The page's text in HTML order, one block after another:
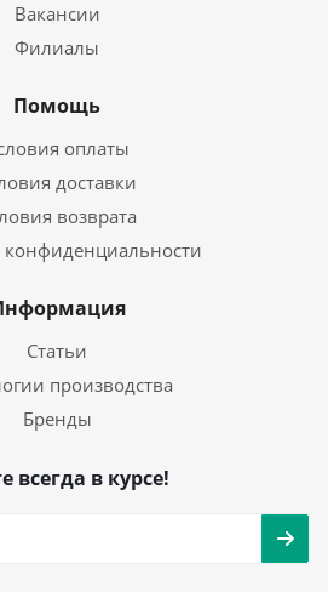
Вакансии
Филиалы
Помощь
оплаты
доставки
возврата
конфиденциальности
Статьи
производства
Бренды
всегда в курсе!